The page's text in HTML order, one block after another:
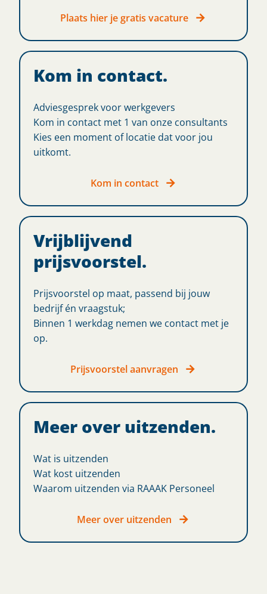
Plaats hier je gratis vacature
Kom in contact.
Adviesgesprek voor werkgevers
Kom in contact met 1 van onze consultants
Kies een moment of locatie dat voor jou
uitkomt.
Kom in contact
Vrijblijvend
prijsvoorstel.
Prijsvoorstel op maat, passend bij jouw
bedrijf én vraagstuk;
Binnen 1 werkdag nemen we contact met je
op.
Prijsvoorstel aanvragen
Meer over uitzenden.
Wat is uitzenden
Wat kost uitzenden
Waarom uitzenden via RAAAK Personeel
Meer over uitzenden